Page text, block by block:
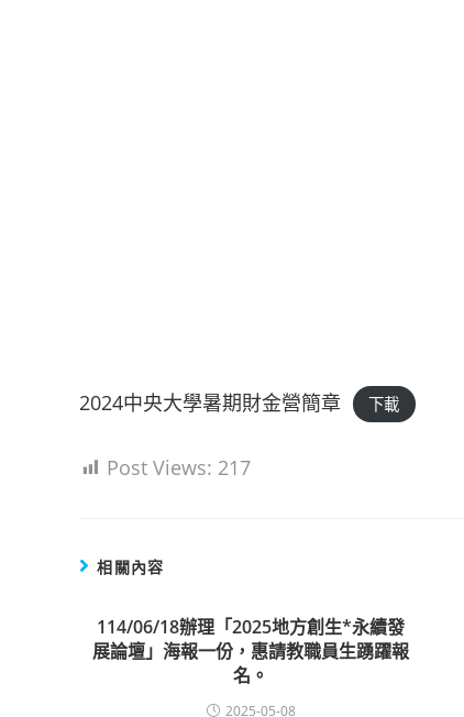
2024中央大學暑期財金營簡章 下載
Post Views: 217
相關內容
114/06/18辦理「2025地方創生*永續發
展論壇」海報一份，惠請教職員生踴躍報
名。
2025-05-08